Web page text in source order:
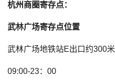
杭州商圈寄存点：
武林广场寄存点位置
武林广场地铁站E出口约300米
09:00-23：00